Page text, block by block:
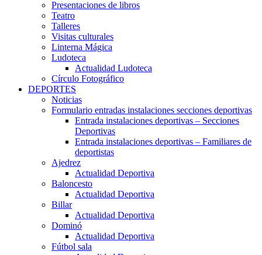
Presentaciones de libros
Teatro
Talleres
Visitas culturales
Linterna Mágica
Ludoteca
Actualidad Ludoteca
Círculo Fotográfico
DEPORTES
Noticias
Formulario entradas instalaciones secciones deportivas
Entrada instalaciones deportivas – Secciones
Deportivas
Entrada instalaciones deportivas – Familiares de
deportistas
Ajedrez
Actualidad Deportiva
Baloncesto
Actualidad Deportiva
Billar
Actualidad Deportiva
Dominó
Actualidad Deportiva
Fútbol sala